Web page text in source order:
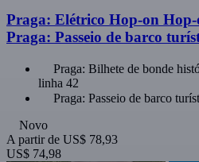
Praga: Elétrico Hop-on
Praga: Passeio de barco
Praga: Bilhete de bonde
linha 42
Praga: Passeio de barco
Novo
A partir de US$ 78,93
US$ 74,98